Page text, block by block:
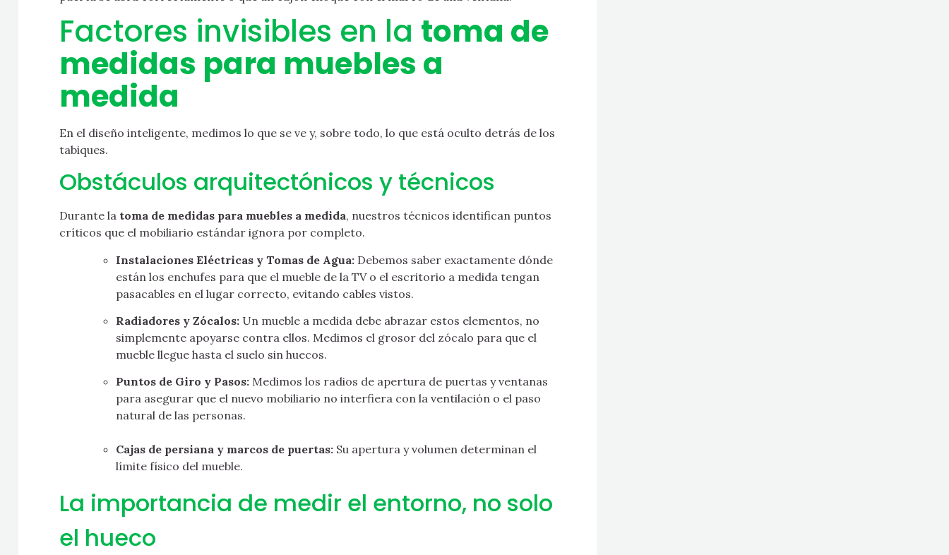
Factores invisibles en la toma de
medidas para muebles a
medida
En el diseño inteligente, medimos lo que se ve y, sobre todo, lo que está oculto detrás de los
tabiques.
Obstáculos arquitectónicos y técnicos
Durante la toma de medidas para muebles a medida, nuestros técnicos identifican puntos
críticos que el mobiliario estándar ignora por completo.
Instalaciones Eléctricas y Tomas de Agua: Debemos saber exactamente dónde
están los enchufes para que el mueble de la TV o el escritorio a medida tengan
pasacables en el lugar correcto, evitando cables vistos.
Radiadores y Zócalos: Un mueble a medida debe abrazar estos elementos, no
simplemente apoyarse contra ellos. Medimos el grosor del zócalo para que el
mueble llegue hasta el suelo sin huecos.
Puntos de Giro y Pasos: Medimos los radios de apertura de puertas y ventanas
para asegurar que el nuevo mobiliario no interfiera con la ventilación o el paso
natural de las personas.
Cajas de persiana y marcos de puertas: Su apertura y volumen determinan el
límite físico del mueble.
La importancia de medir el entorno, no solo
el hueco